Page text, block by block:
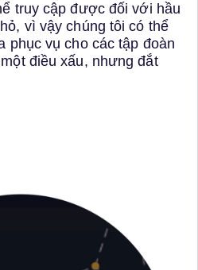
truy cập được đối với hầu
vì vậy chúng tôi có thể
phục vụ cho các tập đoàn
điều xấu, nhưng đắt